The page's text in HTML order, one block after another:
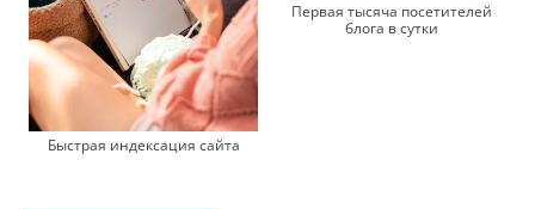
Быстрая индексация сайта
Первая тысяча посетителей
блога в сутки